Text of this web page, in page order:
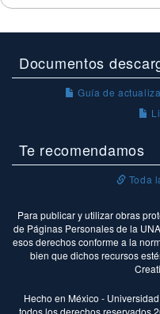
Documentos
Guía de
Te recomendamos
Toda
Para publicar y utilizar obras
de Páginas Personales de la
esos derechos conforme a la
bien que dichos recursos
Hecho en México -
todos los derechos reservados